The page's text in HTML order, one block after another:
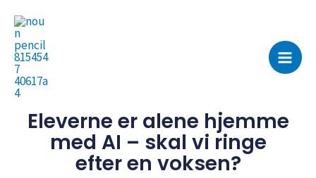
indholdet
Eleverne er alene hjemme
med AI – skal vi ringe
efter en voksen?